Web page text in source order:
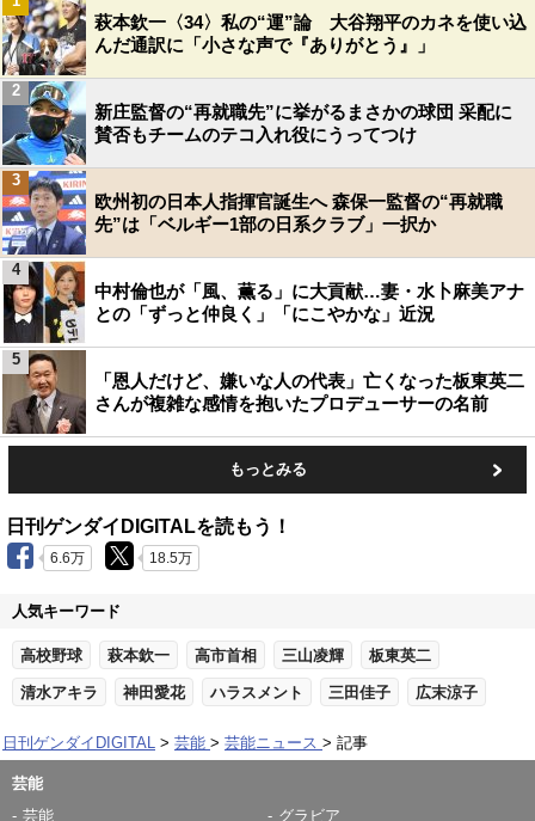
萩本欽一〈34〉私の“運”論 大谷翔平のカネを使い込
んだ通訳に「小さな声で『ありがとう』」
新庄監督の“再就職先”に挙がるまさかの球団 采配に
賛否もチームのテコ入れ役にうってつけ
2
欧州初の日本人指揮官誕生へ 森保一監督の“再就職
先”は「ベルギー1部の日系クラブ」一択か
3
中村倫也が「風、薫る」に大貢献…妻・水卜麻美アナ
との「ずっと仲良く」「にこやかな」近況
4
「恩人だけど、嫌いな人の代表」亡くなった板東英二
さんが複雑な感情を抱いたプロデューサーの名前
5
もっとみる
日刊ゲンダイDIGITALを読もう！
6.6万 18.5万
人気キーワード
高校野球 萩本欽一 高市首相 三山凌輝 板東英二
清水アキラ 神田愛花 ハラスメント 三田佳子 広末涼子
日刊ゲンダイDIGITAL 芸能 芸能ニュース 記事
芸能
芸能
グラビア